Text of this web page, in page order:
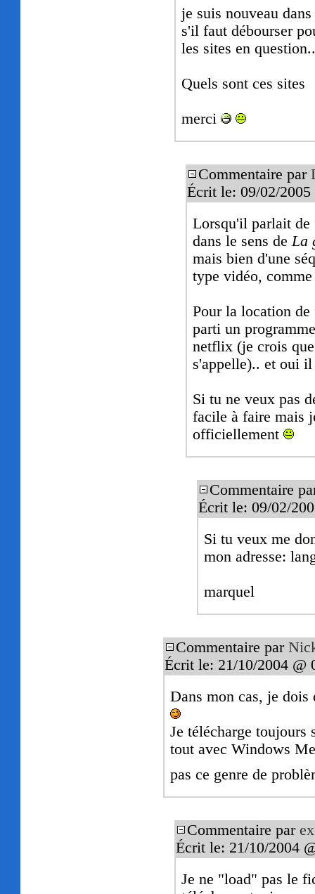
je suis nouveau
s'il faut débourser
les sites en
Quels sont ces sites
merci
Commentaire par
Écrit le: 09/02/2005
Lorsqu'il parlait
dans le sens deLa
mais bien d'une
type vidéo,
Pour la location
parti un
netflix (je crois
s'appelle).. et oui
Si tu ne veux pas
facile à faire mais
officiellement
Commentaire
Écrit le: 09/02/
Si tu veux me
mon adresse:
marquel
Commentaire par
Écrit le: 21/10/2004 @
Dans mon cas, je dois
Je télécharge toujours
tout avec Windows
pas ce genre de
Commentaire par
Écrit le: 21/10/2004
Je ne "load" pas le